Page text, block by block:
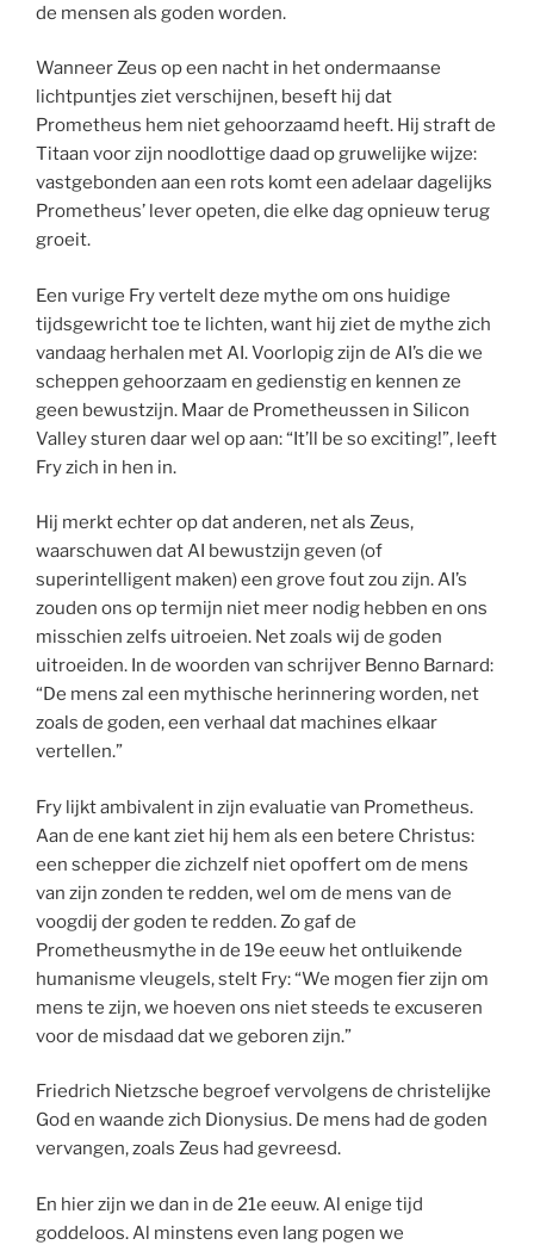
de mensen als goden worden.
Wanneer Zeus op een nacht in het ondermaanse
lichtpuntjes ziet verschijnen, beseft hij dat
Prometheus hem niet gehoorzaamd heeft. Hij straft de
Titaan voor zijn noodlottige daad op gruwelijke wijze:
vastgebonden aan een rots komt een adelaar dagelijks
Prometheus’ lever opeten, die elke dag opnieuw terug
groeit.
Een vurige Fry vertelt deze mythe om ons huidige
tijdsgewricht toe te lichten, want hij ziet de mythe zich
vandaag herhalen met AI. Voorlopig zijn de AI’s die we
scheppen gehoorzaam en gedienstig en kennen ze
geen bewustzijn. Maar de Prometheussen in Silicon
Valley sturen daar wel op aan: “It’ll be so exciting!”, leeft
Fry zich in hen in.
Hij merkt echter op dat anderen, net als Zeus,
waarschuwen dat AI bewustzijn geven (of
superintelligent maken) een grove fout zou zijn. AI’s
zouden ons op termijn niet meer nodig hebben en ons
misschien zelfs uitroeien. Net zoals wij de goden
uitroeiden. In de woorden van schrijver Benno Barnard:
“De mens zal een mythische herinnering worden, net
zoals de goden, een verhaal dat machines elkaar
vertellen.”
Fry lijkt ambivalent in zijn evaluatie van Prometheus.
Aan de ene kant ziet hij hem als een betere Christus:
een schepper die zichzelf niet opoffert om de mens
van zijn zonden te redden, wel om de mens van de
voogdij der goden te redden. Zo gaf de
Prometheusmythe in de 19e eeuw het ontluikende
humanisme vleugels, stelt Fry: “We mogen fier zijn om
mens te zijn, we hoeven ons niet steeds te excuseren
voor de misdaad dat we geboren zijn.”
Friedrich Nietzsche begroef vervolgens de christelijke
God en waande zich Dionysius. De mens had de goden
vervangen, zoals Zeus had gevreesd.
En hier zijn we dan in de 21e eeuw. Al enige tijd
goddeloos. Al minstens even lang pogen we